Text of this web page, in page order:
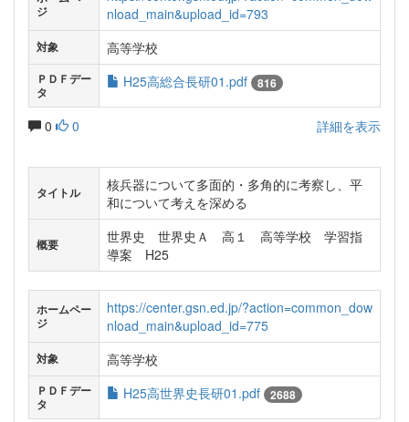
ジ
nload_main&upload_id=793
対象 高等学校
ＰＤＦデー
タ
H25高総合長研01.pdf 816
0 0 詳細を表示
タイトル
核兵器について多面的・多角的に考察し、平
和について考えを深める
概要
世界史 世界史Ａ 高１ 高等学校 学習指
導案 H25
ホームペー
ジ
https://center.gsn.ed.jp/?action=common_dow
nload_main&upload_id=775
対象 高等学校
ＰＤＦデー
タ
H25高世界史長研01.pdf 2688